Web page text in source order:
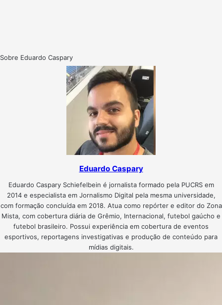
Sobre Eduardo Caspary
Eduardo Caspary
Eduardo Caspary Schiefelbein é jornalista formado pela PUCRS em
2014 e especialista em Jornalismo Digital pela mesma universidade,
com formação concluída em 2018. Atua como repórter e editor do Zona
Mista, com cobertura diária de Grêmio, Internacional, futebol gaúcho e
futebol brasileiro. Possui experiência em cobertura de eventos
esportivos, reportagens investigativas e produção de conteúdo para
mídias digitais.